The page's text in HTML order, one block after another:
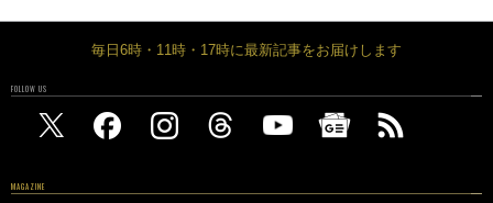
毎日6時・11時・17時に最新記事をお届けします
FOLLOW US
MAGAZINE